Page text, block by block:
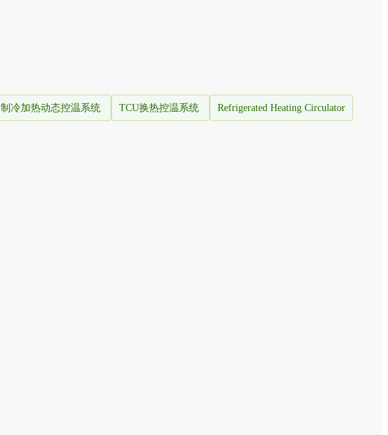
制冷加热动态控温系统 TCU换热控温系统
Refrigerated Heating Circulator